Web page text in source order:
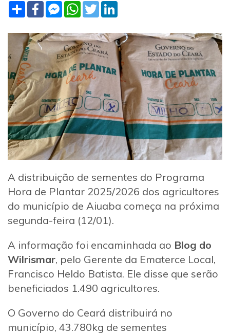
Share FacebookFacebook
Messenger
WhatsApp
Twitter
A distribuição de sementes do Programa
Hora de Plantar 2025/2026 dos agricultores
do município de Aiuaba começa na próxima
segunda-feira (12/01).
A informação foi encaminhada ao Blog do
Wilrismar, pelo Gerente da Ematerce Local,
Francisco Heldo Batista. Ele disse que serão
beneficiados 1.490 agricultores.
O Governo do Ceará distribuirá no
município, 43.780kg de sementes